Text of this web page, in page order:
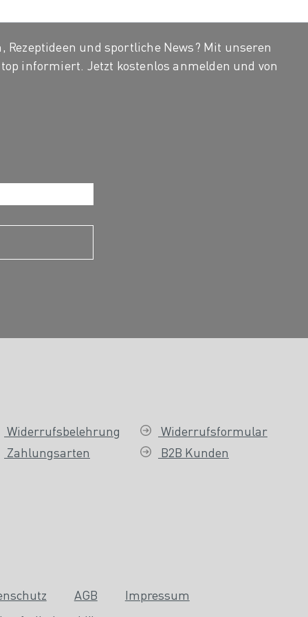
und sportliche News? Mit unseren
informiert. Jetzt kostenlos anmelden und von
Widerrufsbelehrung
Zahlungsarten
Widerrufsformular
B2B Kunden
AGB
Impressum